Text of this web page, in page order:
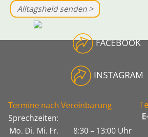
Alltagsheld senden >
FACEBOOK
INSTAGRAM
Termine nachVereinbarung
Sprechzeiten:
Mo. Di. Mi. Fr.
8:30 – 13:00 Uhr